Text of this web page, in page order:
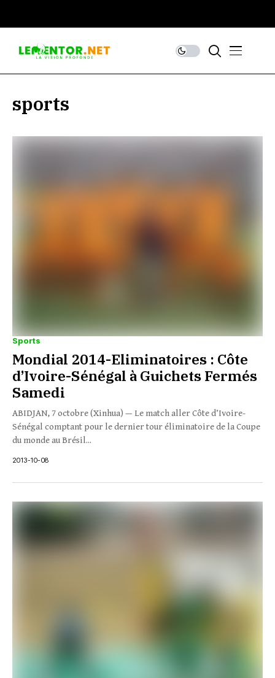
sports
Sports
Mondial 2014-Eliminatoires : Côte
d’Ivoire-Sénégal à Guichets Fermés
Samedi
ABIDJAN, 7 octobre (Xinhua) — Le match aller Côte d’Ivoire-
Sénégal comptant pour le dernier tour éliminatoire de la Coupe
du monde au Brésil...
2013-10-08